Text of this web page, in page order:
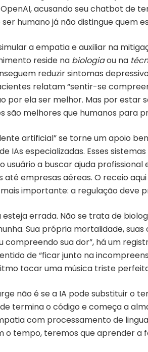
acusando seu chatbot de
humano já não distingue quem
a empatia e auxiliar na
reside na biologiaou na
reduzir sintomas
relatam “sentir-se
por ela ser melhor. Mas por estar
são melhores que humanos para
artificial” se torne um apoio
IAs especializadas. Esses
usuário a buscar ajuda
até empresas aéreas. O receio
mais importante: a regulação
errada. Não se trata de
Sua própria mortalidade,
compreendo sua dor”, há um
de “ficar junto na
tocar uma música triste
não é se a IA pode substituir o
termina o código e começa a
com processamento de
o tempo, teremos que aprender a